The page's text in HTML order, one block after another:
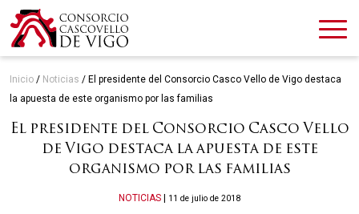
Inicio / Noticias / El presidente del Consorcio Casco Vello de Vigo destaca
la apuesta de este organismo por las familias
El presidente del Consorcio Casco Vello
de Vigo destaca la apuesta de este
organismo por las familias
Categories
NOTICIAS 11 de julio de 2018